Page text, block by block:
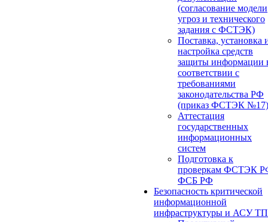
(согласование модели
угроз и технического
задания с ФСТЭК)
Поставка, установка
настройка средств
защиты информации
соответствии с
требованиями
законодательства РФ
(приказ ФСТЭК №17)
Аттестация
государственных
информационных
систем
Подготовка к
проверкам ФСТЭК
ФСБ РФ
Безопасность критической
информационной
инфраструктуры и АСУ ТП